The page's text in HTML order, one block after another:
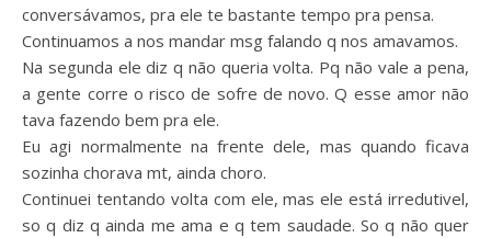
conversávamos, pra ele te bastante tempo pra pensa.
Continuamos a nos mandar msg falando q nos amavamos.
Na segunda ele diz q não queria volta. Pq não vale a pena,
a gente corre o risco de sofre de novo. Q esse amor não
tava fazendo bem pra ele.
Eu agi normalmente na frente dele, mas quando ficava
sozinha chorava mt, ainda choro.
Continuei tentando volta com ele, mas ele está irredutivel,
so q diz q ainda me ama e q tem saudade. So q não quer